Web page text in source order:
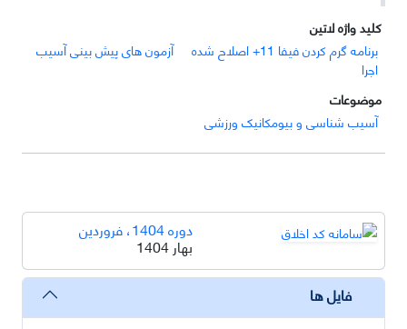
کلید واژه لاتین
برنامه گرم کردن فیفا 11+ اصلاح شده
آزمون های پیش بینی آسیب
اجرا
موضوعات
آسیب شناسی و بیومکانیک ورزشی
دوره 1404، فروردین
بهار 1404
فایل ها